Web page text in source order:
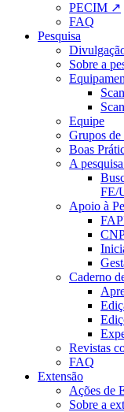
PECIM ↗
FAQ
Pesquisa
Sobre a
Equipe
Grupos de
Boas
A
FE/
Apoio à
Caderno
Revistas
FAQ
Extensão
Ações de
Sobre a